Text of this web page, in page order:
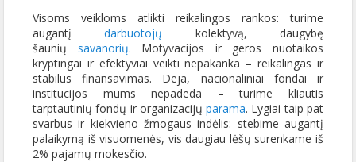
Visoms veikloms atlikti reikalingos rankos: turime
augantįdarbuotojų kolektyvą, daugybę
šaunių savanorių. Motyvacijos ir geros nuotaikos
kryptingai ir efektyviai veikti nepakanka – reikalingas ir
stabilus finansavimas. Deja, nacionaliniai fondai ir
institucijos mums nepadeda – turime kliautis
tarptautinių fondų ir organizacijųparama. Lygiai taip pat
svarbus ir kiekvieno žmogaus indėlis: stebime augantį
palaikymą iš visuomenės, vis daugiau lėšų surenkame iš
2% pajamų mokesčio.